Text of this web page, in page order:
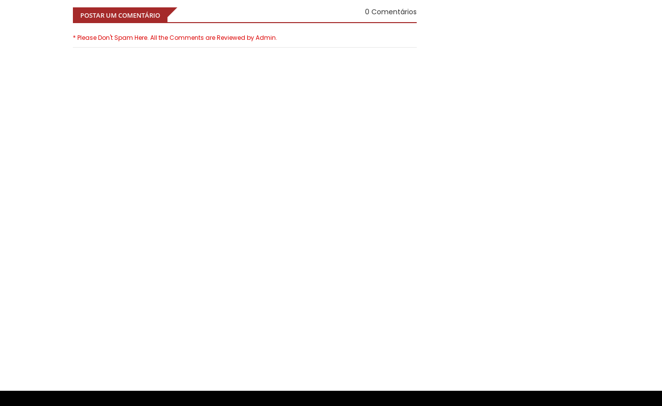
POSTAR UM COMENTÁRIO 0 Comentários
* Please Don't Spam Here. All the Comments are Reviewed by Admin.